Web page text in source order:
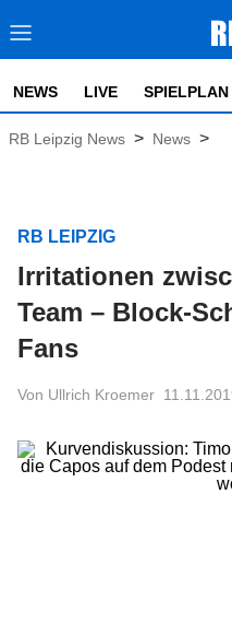
NEWS LIVE SPIELPLAN
RB Leipzig News > News >
RB LEIPZIG
Irritationen
Team – Block-
Fans
Von Ullrich Kroemer